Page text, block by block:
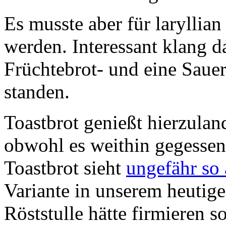
Es musste aber für
werden. Interessant klang
Früchtebrot- und eine
standen.
Toastbrot genießt
obwohl es weithin
Toastbrot sieht ungefähr so
Variante in unserem
Röststulle hätte firmieren